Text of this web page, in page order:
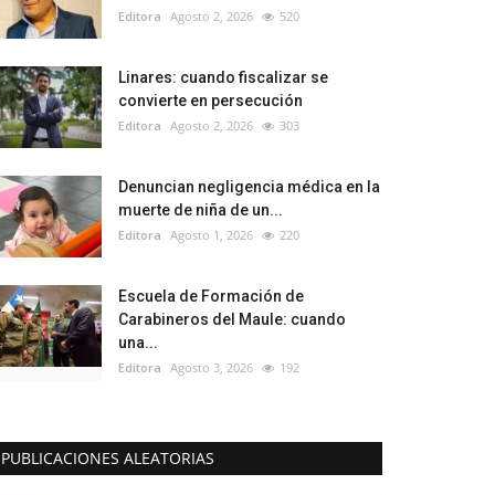
Editora Agosto 2, 2026 520
Linares: cuando fiscalizar se
convierte en persecución
Editora Agosto 2, 2026 303
Denuncian negligencia médica en la
muerte de niña de un...
Editora Agosto 1, 2026 220
Escuela de Formación de
Carabineros del Maule: cuando
una...
Editora Agosto 3, 2026 192
PUBLICACIONES ALEATORIAS